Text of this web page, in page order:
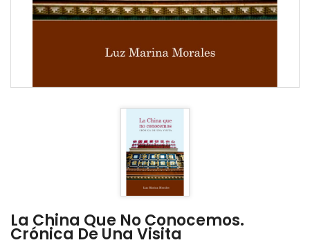
La China Que No Conocemos.
Crónica De Una Visita